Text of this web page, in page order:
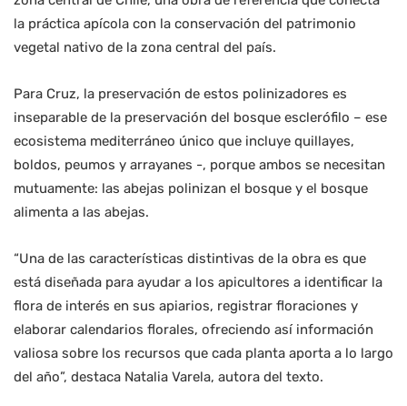
la práctica apícola con la conservación del patrimonio
vegetal nativo de la zona central del país.
Para Cruz, la preservación de estos polinizadores es
inseparable de la preservación del bosque esclerófilo – ese
ecosistema mediterráneo único que incluye quillayes,
boldos, peumos y arrayanes -, porque ambos se necesitan
mutuamente: las abejas polinizan el bosque y el bosque
alimenta a las abejas.
“Una de las características distintivas de la obra es que
está diseñada para ayudar a los apicultores a identificar la
flora de interés en sus apiarios, registrar floraciones y
elaborar calendarios florales, ofreciendo así información
valiosa sobre los recursos que cada planta aporta a lo largo
del año”, destaca Natalia Varela, autora del texto.